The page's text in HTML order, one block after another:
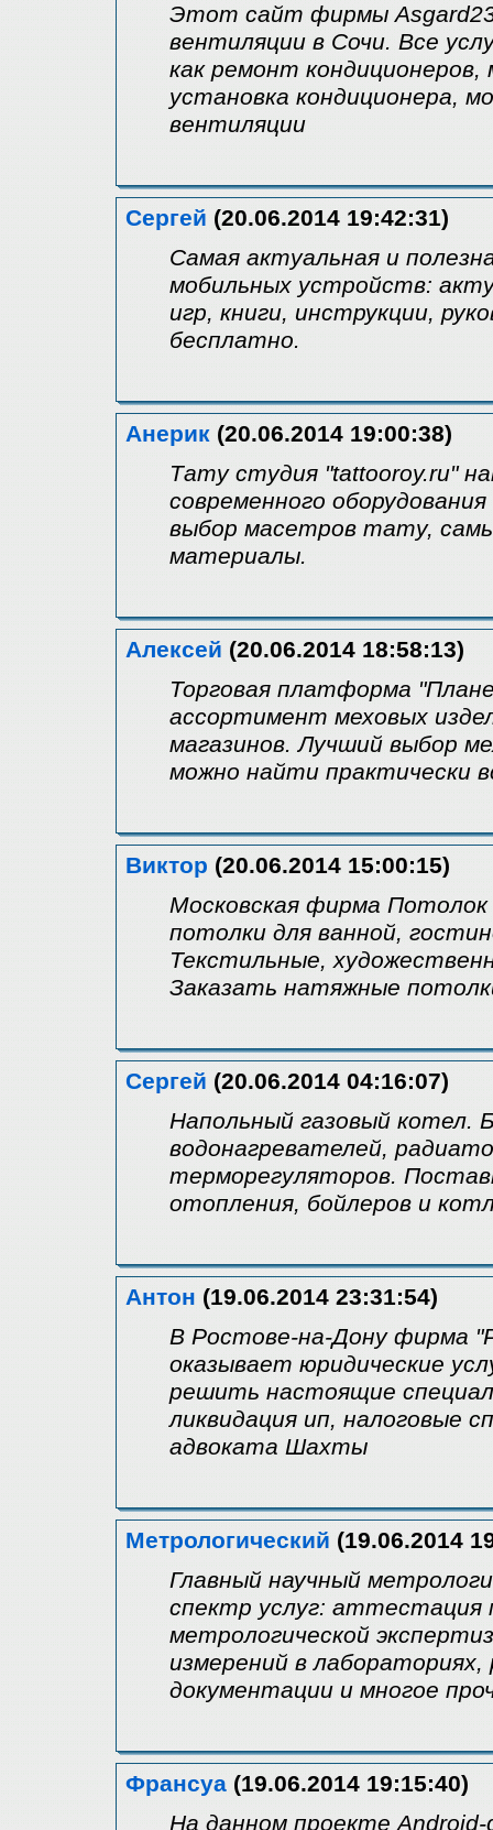
Этот сайт фирмы
вентиляции в Сочи. Все
как ремонт
установка кондиционера,
вентиляции
Сергей (20.06.2014 19:42:31)
Самая актуальная и
мобильных устройств:
игр, книги, инструкции,
бесплатно.
Анерик (20.06.2014 19:00:38)
Тату студия "tattooroy.ru"
современного
выбор масетров тату,
материалы.
Алексей (20.06.2014 18:58:13)
Торговая платформа
ассортимент меховых
магазинов. Лучший выбор
можно найти практически
Виктор (20.06.2014 15:00:15)
Московская фирма
потолки для ванной,
Текстильные,
Заказать натяжные
Сергей (20.06.2014 04:16:07)
Напольный газовый котел.
водонагревателей,
терморегуляторов.
отопления, бойлеров и
Антон (19.06.2014 23:31:54)
В Ростове-на-Дону фирма
оказывает юридические
решить настоящие
ликвидация ип, налоговые
адвоката Шахты
Метрологический (19.06.2014
Главный научный
спектр услуг: аттестация
метрологической
измерений в
документации и многое
Франсуа (19.06.2014 19:15:40)
На данном проекте